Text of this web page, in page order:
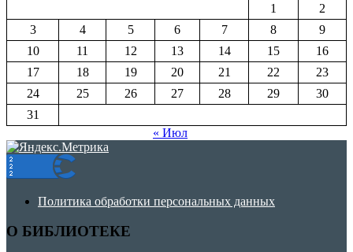
1
2
3
4 5 6 7 8
9
10
11 12 13 14 15
16
17
18 19 20 21 22
23
24
25 26 27 28 29
30
31
« Июл
Политика обработки персональных данных
О БИБЛИОТЕКЕ